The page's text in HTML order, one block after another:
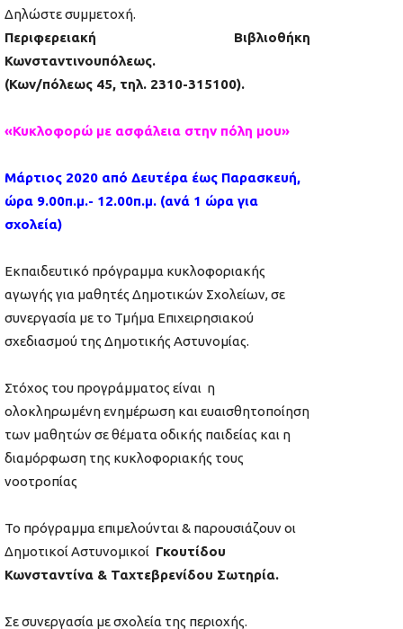
Δηλώστε συμμετοχή.
Περιφερειακή Βιβλιοθήκη
Κωνσταντινουπόλεως.
(Κων/πόλεως 45, τηλ. 2310-315100).
«Κυκλοφορώ με ασφάλεια στην πόλη μου»
Μάρτιος 2020 από Δευτέρα έως Παρασκευή,
ώρα 9.00π.μ.- 12.00π.μ. (ανά 1 ώρα για
σχολεία)
Εκπαιδευτικό πρόγραμμα κυκλοφοριακής
αγωγής για μαθητές Δημοτικών Σχολείων, σε
συνεργασία με το Τμήμα Επιχειρησιακού
σχεδιασμού της Δημοτικής Αστυνομίας.
Στόχος του προγράμματος είναι η
ολοκληρωμένη ενημέρωση και ευαισθητοποίηση
των μαθητών σε θέματα οδικής παιδείας και η
διαμόρφωση της κυκλοφοριακής τους
νοοτροπίας
Το πρόγραμμα επιμελούνται & παρουσιάζουν οι
Δημοτικοί Αστυνομικοί Γκουτίδου
Κωνσταντίνα & Ταχτεβρενίδου Σωτηρία.
Σε συνεργασία με σχολεία της περιοχής.